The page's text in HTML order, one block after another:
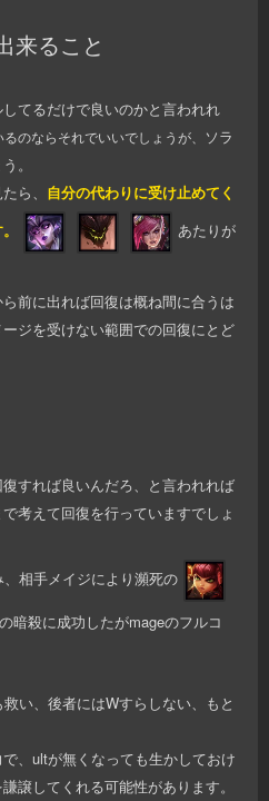
来ること
てるだけで良いのかと言われれ
のならそれでいいでしょうが、
ソラ
。
ら、 自分の代わりに受け止めてく
あたりが
前に出れば回復は概ね間に合うは
ジを受けない範囲での回復にとど
すれば良いんだろ、と言われれば
考えて回復を行っていますでしょ
相手メイジにより瀕死の
暗殺に成功したがmageのフルコ
い、後者にはWすらしない、もと
、ultが無くなっても生かしておけ
譲してくれる可能性があります。